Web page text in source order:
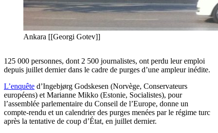
Ankara [[Georgi Gotev]]
125 000 personnes, dont 2 500 journalistes, ont perdu leur emploi
depuis juillet dernier dans le cadre de purges d’une ampleur inédite.
L’enquête d’Ingebjørg Godskesen (Norvège, Conservateurs
européens) et Marianne Mikko (Estonie, Socialistes), pour
l’assemblée parlementaire du Conseil de l’Europe, donne un
compte-rendu et un calendrier des purges menées par le régime turc
après la tentative de coup d’État, en juillet dernier.